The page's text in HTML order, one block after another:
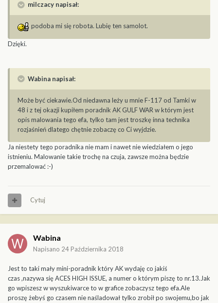
milczacy napisał:
podoba mi się robota. Lubię ten samolot.
Dzięki.
Wabina napisał:
Może być ciekawie.Od niedawna leży u mnie F-117 od Tamki w
48 i z tej okazji kupiłem poradnik AK GULF WAR w którym jest
opis malowania tego efa, tylko tam jest troszkę inna technika
rozjaśnień dlatego chętnie zobaczę co Ci wyjdzie.
Ja niestety tego poradnika nie mam i nawet nie wiedziałem o jego
istnieniu. Malowanie takie trochę na czuja, zawsze można będzie
przemalować :-)
Cytuj
Wabina
Napisano 24 Października 2018
Jest to taki mały mini-poradnik który AK wydaję co jakiś
czas ,nazywa się ACES HIGH ISSUE, a numer o którym piszę to nr.13.Jak
go wpiszesz w wyszukiwarce to w grafice zobaczysz tego efa.Ale
proszę żebyś go czasem nie naśladował tylko zrobił po swojemu,bo jak